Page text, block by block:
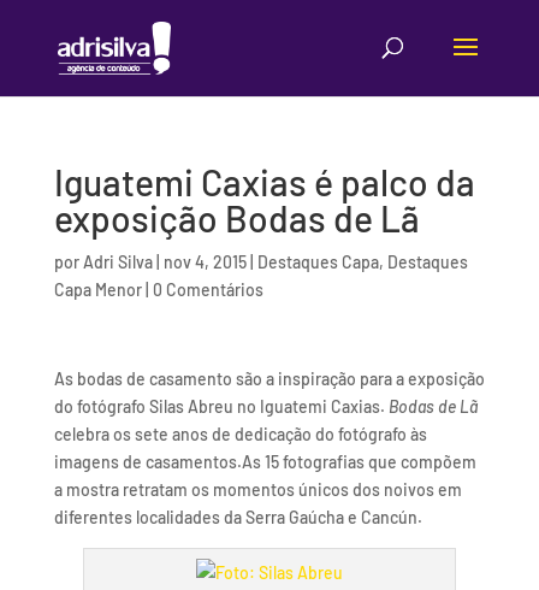
Iguatemi Caxias é palco da
exposição Bodas de Lã
porAdri Silva| nov 4, 2015| Destaques Capa, Destaques
Capa Menor| 0 Comentários
As bodas de casamento são a inspiração para a exposição
do fotógrafo Silas Abreu no Iguatemi Caxias. Bodas de Lã
celebra os sete anos de dedicação do fotógrafo às
imagens de casamentos.As 15 fotografias que compõem
a mostra retratam os momentos únicos dos noivos em
diferentes localidades da Serra Gaúcha e Cancún.